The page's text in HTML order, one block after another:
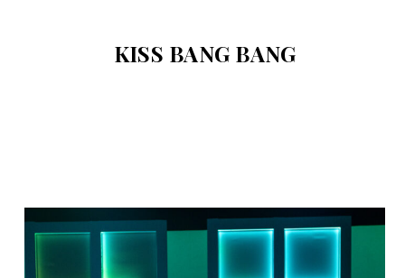
KISS BANG BANG